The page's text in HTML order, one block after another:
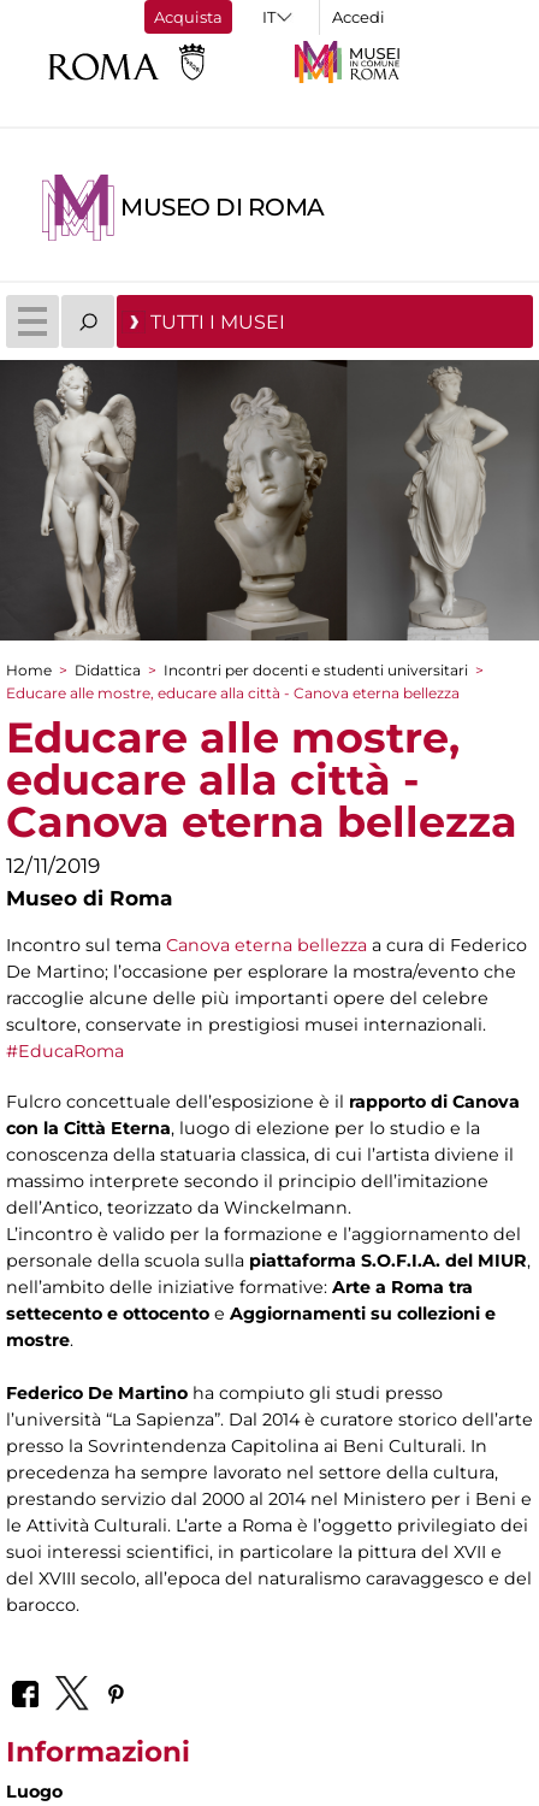
Acquista Accedi
MUSEO DI ROMA
TUTTI I MUSEI
Tu sei qui
Home > Didattica > Incontri per docenti e studenti universitari >
Educare alle mostre, educare alla città - Canova eterna bellezza
Educare alle mostre,
educare alla città -
Canova eterna bellezza
12/11/2019
Museo di Roma
Incontro sul tema Canova eterna bellezza a cura di Federico
De Martino; l’occasione per esplorare la mostra/evento che
raccoglie alcune delle più importanti opere del celebre
scultore, conservate in prestigiosi musei internazionali.
#EducaRoma
Fulcro concettuale dell’esposizione è il rapporto di Canova
con la Città Eterna, luogo di elezione per lo studio e la
conoscenza della statuaria classica, di cui l’artista diviene il
massimo interprete secondo il principio dell’imitazione
dell’Antico, teorizzato da Winckelmann.
L’incontro è valido per la formazione e l’aggiornamento del
personale della scuola sulla piattaforma S.O.F.I.A. del MIUR,
nell’ambito delle iniziative formative: Arte a Roma tra
settecento e ottocento e Aggiornamenti su collezioni e
mostre.
Federico De Martino ha compiuto gli studi presso
l’università “La Sapienza”. Dal 2014 è curatore storico dell’arte
presso la Sovrintendenza Capitolina ai Beni Culturali. In
precedenza ha sempre lavorato nel settore della cultura,
prestando servizio dal 2000 al 2014 nel Ministero per i Beni e
le Attività Culturali. L’arte a Roma è l’oggetto privilegiato dei
suoi interessi scientifici, in particolare la pittura del XVII e
del XVIII secolo, all’epoca del naturalismo caravaggesco e del
barocco.
Informazioni
Luogo